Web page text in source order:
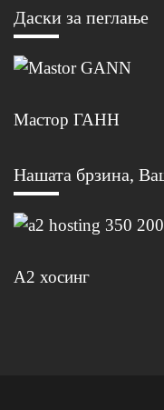
Даски за пеглање
Мастор ГАНН
Нашата брзина,
А2 хосинг